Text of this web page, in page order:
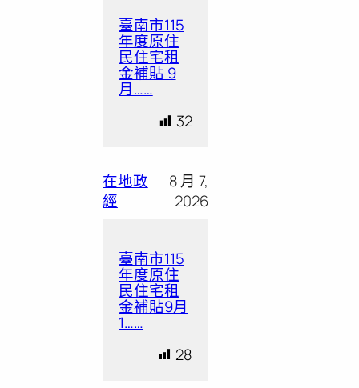
臺南市115
年度原住
民住宅租
金補貼 9
月……
32
在地政
經
8 月 7,
2026
臺南市115
年度原住
民住宅租
金補貼9月
1……
28